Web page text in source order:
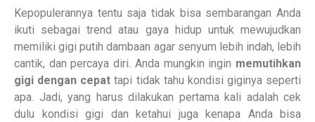
Kepopulerannya tentu saja tidak bisa sembarangan Anda
ikuti sebagai trend atau gaya hidup untuk mewujudkan
memiliki gigi putih dambaan agar senyum lebih indah, lebih
cantik, dan percaya diri. Anda mungkin ingin memutihkan
gigi dengan cepat tapi tidak tahu kondisi giginya seperti
apa. Jadi, yang harus dilakukan pertama kali adalah cek
dulu kondisi gigi dan ketahui juga kenapa Anda bisa